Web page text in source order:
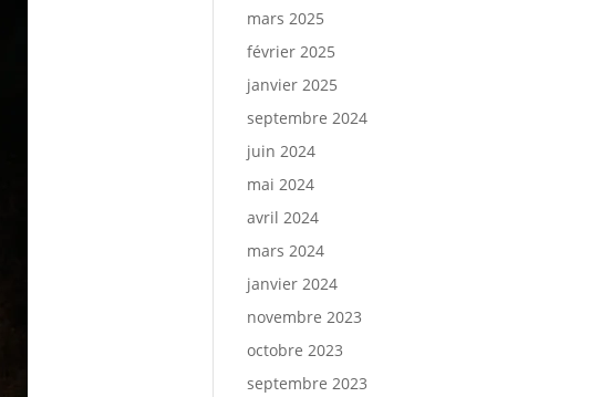
mars 2025
février 2025
janvier 2025
septembre 2024
juin 2024
mai 2024
avril 2024
mars 2024
janvier 2024
novembre 2023
octobre 2023
septembre 2023